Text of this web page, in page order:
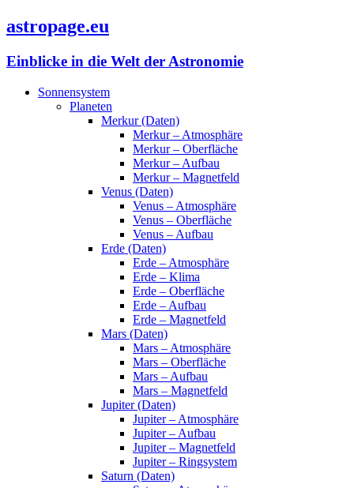
astropage.eu
Einblicke in die Welt der Astronomie
Sonnensystem
Planeten
Merkur (Daten)
Merkur – Atmosphäre
Merkur – Oberfläche
Merkur – Aufbau
Merkur – Magnetfeld
Venus (Daten)
Venus – Atmosphäre
Venus – Oberfläche
Venus – Aufbau
Erde (Daten)
Erde – Atmosphäre
Erde – Klima
Erde – Oberfläche
Erde – Aufbau
Erde – Magnetfeld
Mars (Daten)
Mars – Atmosphäre
Mars – Oberfläche
Mars – Aufbau
Mars – Magnetfeld
Jupiter (Daten)
Jupiter – Atmosphäre
Jupiter – Aufbau
Jupiter – Magnetfeld
Jupiter – Ringsystem
Saturn (Daten)